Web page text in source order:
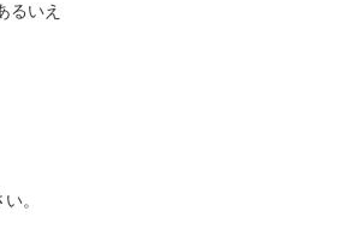
るいえ
。